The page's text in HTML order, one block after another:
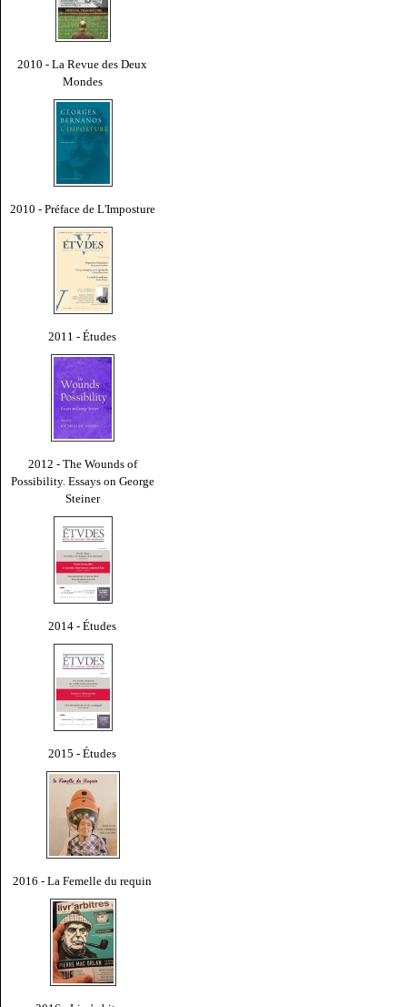
2010 - La Revue des Deux
Mondes
2010 - Préface de L'Imposture
2011 - Études
2012 - The Wounds of
Possibility. Essays on George
Steiner
2014 - Études
2015 - Études
2016 - La Femelle du requin